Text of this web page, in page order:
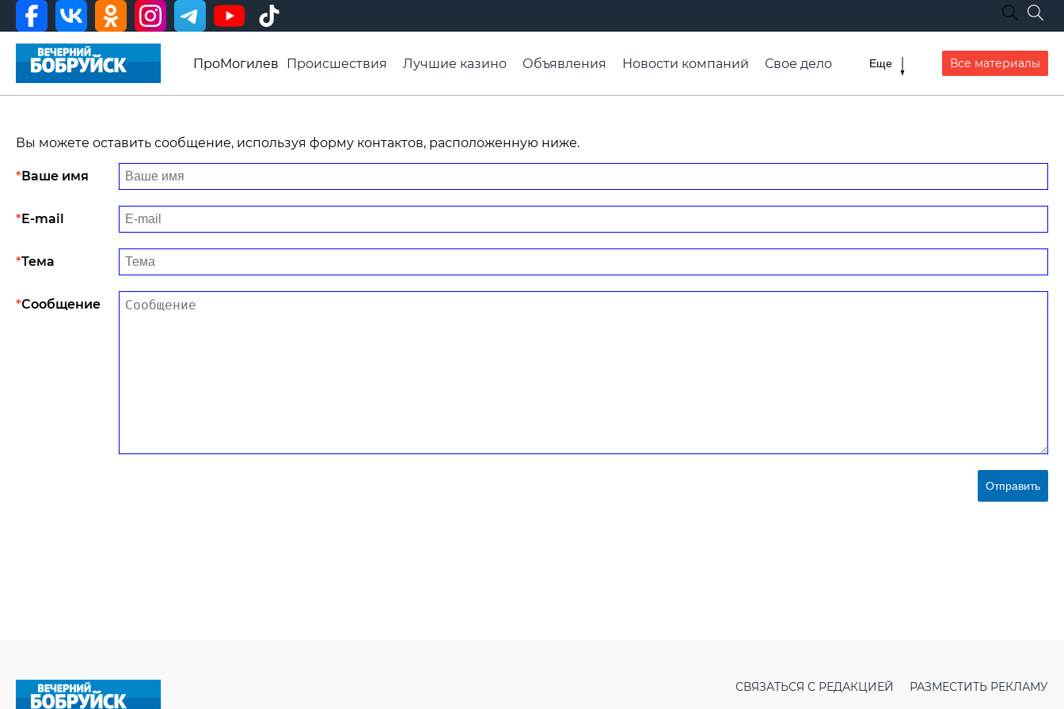
ПроМогилев Происшествия Лучшие казино Объявления Новости компаний
Свое дело
Видео ВБ
Еще Все материалы
Вы можете оставить сообщение, используя форму контактов, расположенную ниже.
Ваше имя
E-mail
Тема
Сообщение
Отправить
СВЯЗАТЬСЯ С РЕДАКЦИЕЙ РАЗМЕСТИТЬ РЕКЛАМУ